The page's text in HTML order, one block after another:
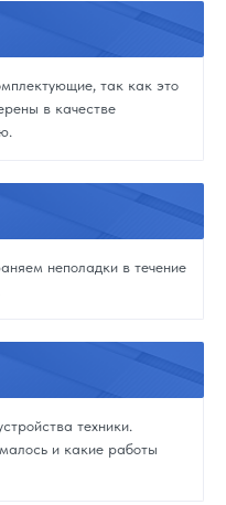
так как это
в качестве
неполадки в течение
техники.
и какие работы